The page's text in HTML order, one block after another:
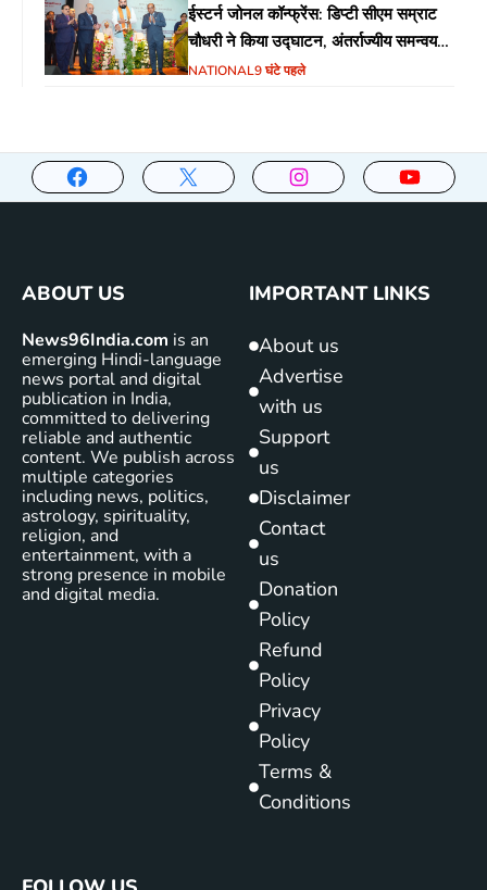
ईस्टर्न जोनल कॉन्फ्रेंस: डिप्टी सीएम सम्राट
चौधरी ने किया उद्घाटन, अंतर्राज्यीय समन्वय
पर जोर
NATIONAL9 घंटे पहले
ABOUT US
News96India.com is an
emerging Hindi-language
news portal and digital
publication in India,
committed to delivering
reliable and authentic
content. We publish across
multiple categories
including news, politics,
astrology, spirituality,
religion, and
entertainment, with a
strong presence in mobile
and digital media.
IMPORTANT LINKS
About us
Advertise
with us
Support
us
Disclaimer
Contact
us
Donation
Policy
Refund
Policy
Privacy
Policy
Terms &
Conditions